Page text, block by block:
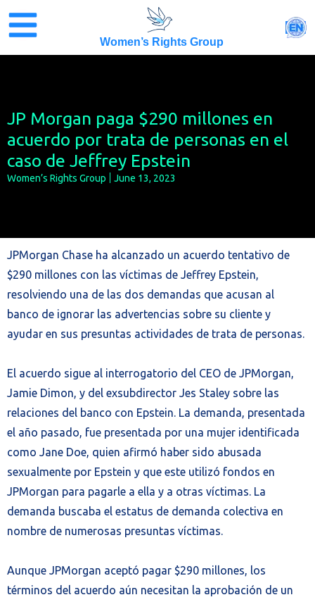
content
Women’s Rights Group
EN
JP Morgan paga $290 millones en
acuerdo por trata de personas en el
caso de Jeffrey Epstein
Women’s Rights Group June 13, 2023
JPMorgan Chase ha alcanzado un acuerdo tentativo de
$290 millones con las víctimas de Jeffrey Epstein,
resolviendo una de las dos demandas que acusan al
banco de ignorar las advertencias sobre su cliente y
ayudar en sus presuntas actividades de trata de personas.
El acuerdo sigue al interrogatorio del CEO de JPMorgan,
Jamie Dimon, y del exsubdirector Jes Staley sobre las
relaciones del banco con Epstein. La demanda, presentada
el año pasado, fue presentada por una mujer identificada
como Jane Doe, quien afirmó haber sido abusada
sexualmente por Epstein y que este utilizó fondos en
JPMorgan para pagarle a ella y a otras víctimas. La
demanda buscaba el estatus de demanda colectiva en
nombre de numerosas presuntas víctimas.
Aunque JPMorgan aceptó pagar $290 millones, los
términos del acuerdo aún necesitan la aprobación de un